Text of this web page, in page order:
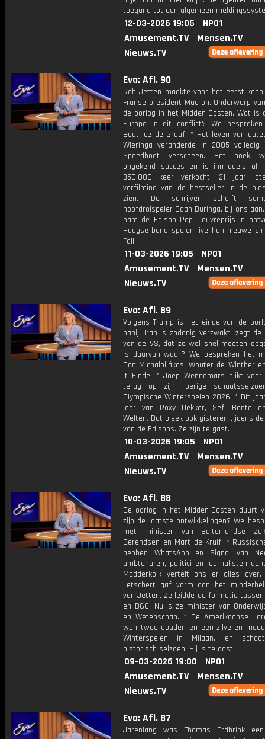
toegang tot een algemeen
12-03-2026 19:05
NPO1
Amusement.TV
Mensen.TV
Nieuws.TV
Eva: Afl. 90
Rob Jetten maakte voor het eerst
Franse president Macron. Onderwerp
de oorlog in het Midden-Oosten. Wat is
Europa in dit conflict? We
Beatrice de Graaf. * Het leven van
Wieringa veranderde in 2005
Speedboot verscheen. Het boek
ongekend succes en is inmiddels al
350.000 keer verkocht. 21 jaar
verfilming van de bestseller in de
zien. De schrijver schuift
hoofdrolspeler Daan Buringa, bij ons aan.
nam de Edison Pop Oeuvreprijs in
Haagse band spelen live hun nieuwe
Fall.
11-03-2026 19:05
NPO1
Amusement.TV
Mensen.TV
Nieuws.TV
Eva: Afl. 89
Volgens Trump is het einde van de
nabij. Iran is zodanig verzwakt, zegt de
van de VS, dat ze wel snel moeten
is daarvan waar? We bespreken het
Don Michaloliákos, Wouter de Winther
't Einde. * Joep Wennemars blikt
terug op zijn roerige
Olympische Winterspelen 2026. * Dit
jaar van Roxy Dekker, Sef, Bente
Welten. Dat bleek ook gisteren tijdens
van de Edisons. Ze zijn te gast.
10-03-2026 19:05
NPO1
Amusement.TV
Mensen.TV
Nieuws.TV
Eva: Afl. 88
De oorlog in het Midden-Oosten duurt
zijn de laatste ontwikkelingen? We
met minister van Buitenlandse
Berendsen en Mart de Kruif. *
hebben WhatsApp en Signal van
ambtenaren, politici en journalisten
Modderkolk vertelt ons er alles over.
Letschert gaf vorm aan het
van Jetten. Ze leidde de formatie tussen
en D66. Nu is ze minister van
en Wetenschap. * De Amerikaanse
won twee gouden en een zilveren
Winterspelen in Milaan, en
historisch seizoen. Hij is te gast.
09-03-2026 19:00
NPO1
Amusement.TV
Mensen.TV
Nieuws.TV
Eva: Afl. 87
Jarenlang was Thomas Erdbrink